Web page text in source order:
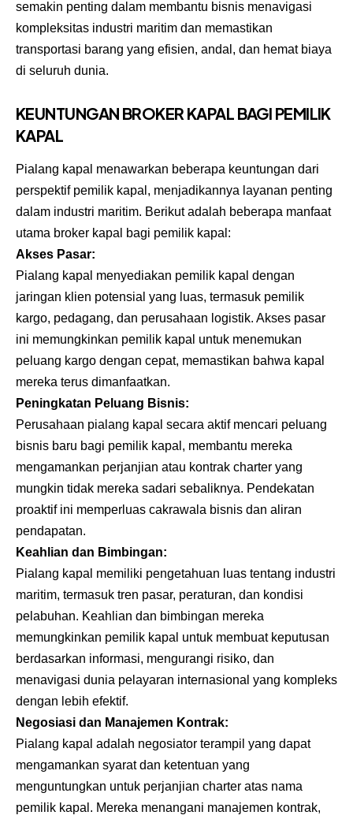
semakin penting dalam membantu bisnis menavigasi
kompleksitas industri maritim dan memastikan
transportasi barang yang efisien, andal, dan hemat biaya
di seluruh dunia.
KEUNTUNGAN BROKER KAPAL BAGI PEMILIK
KAPAL
Pialang kapal menawarkan beberapa keuntungan dari
perspektif pemilik kapal, menjadikannya layanan penting
dalam industri maritim. Berikut adalah beberapa manfaat
utama broker kapal bagi pemilik kapal:
Akses Pasar:
Pialang kapal menyediakan pemilik kapal dengan
jaringan klien potensial yang luas, termasuk pemilik
kargo, pedagang, dan perusahaan logistik. Akses pasar
ini memungkinkan pemilik kapal untuk menemukan
peluang kargo dengan cepat, memastikan bahwa kapal
mereka terus dimanfaatkan.
Peningkatan Peluang Bisnis:
Perusahaan pialang kapal secara aktif mencari peluang
bisnis baru bagi pemilik kapal, membantu mereka
mengamankan perjanjian atau kontrak charter yang
mungkin tidak mereka sadari sebaliknya. Pendekatan
proaktif ini memperluas cakrawala bisnis dan aliran
pendapatan.
Keahlian dan Bimbingan:
Pialang kapal memiliki pengetahuan luas tentang industri
maritim, termasuk tren pasar, peraturan, dan kondisi
pelabuhan. Keahlian dan bimbingan mereka
memungkinkan pemilik kapal untuk membuat keputusan
berdasarkan informasi, mengurangi risiko, dan
menavigasi dunia pelayaran internasional yang kompleks
dengan lebih efektif.
Negosiasi dan Manajemen Kontrak:
Pialang kapal adalah negosiator terampil yang dapat
mengamankan syarat dan ketentuan yang
menguntungkan untuk perjanjian charter atas nama
pemilik kapal. Mereka menangani manajemen kontrak,